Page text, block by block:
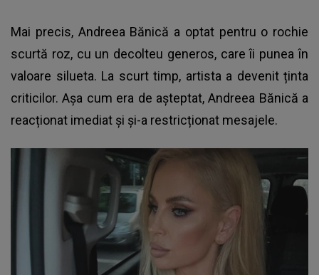
Mai precis, Andreea Bănică a optat pentru o rochie
scurtă roz, cu un decolteu generos, care îi punea în
valoare silueta. La scurt timp, artista a devenit ținta
criticilor. Așa cum era de așteptat,Andreea Bănică a
reacționat imediat și și-a restricționat mesajele.